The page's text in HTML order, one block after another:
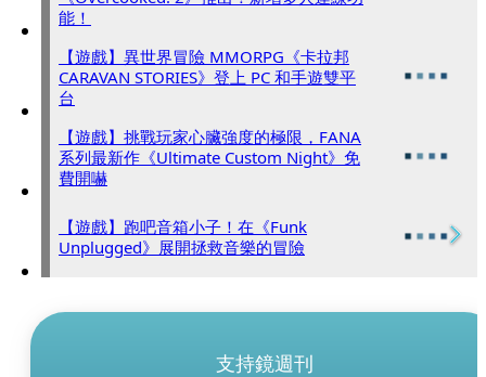
能！
【遊戲】異世界冒險 MMORPG《卡拉邦
CARAVAN STORIES》登上 PC 和手遊雙平
台
【遊戲】挑戰玩家心臟強度的極限，FANA
系列最新作《Ultimate Custom Night》免
費開嚇
【遊戲】跑吧音箱小子！在《Funk
Unplugged》展開拯救音樂的冒險
支持鏡週刊